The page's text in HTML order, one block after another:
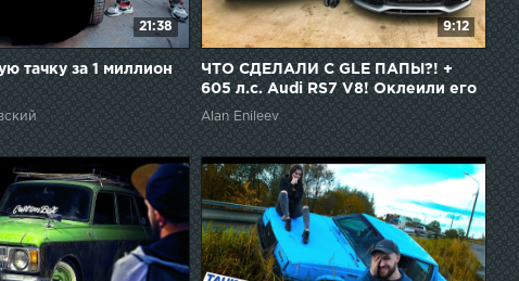
21:38
тачку за 1 миллион
9:12
ЧТО СДЕЛАЛИ С GLE ПАПЫ?! +
605 л.с. Audi RS7 V8! Оклеили его
новую тачку в BROOKLANDS
DETAILING и...
Alan Enileev